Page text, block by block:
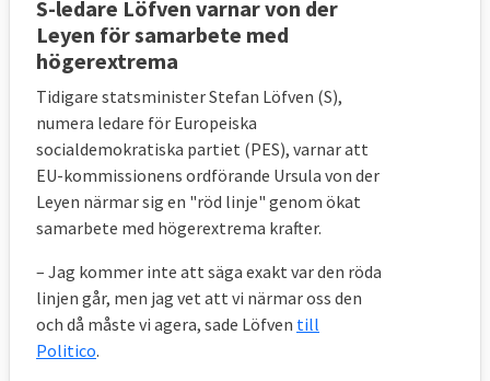
S-ledare Löfven varnar von der
Leyen för samarbete med
högerextrema
Tidigare statsminister Stefan Löfven (S),
numera ledare för Europeiska
socialdemokratiska partiet (PES), varnar att
EU-kommissionens ordförande Ursula von der
Leyen närmar sig en "röd linje" genom ökat
samarbete med högerextrema krafter.
– Jag kommer inte att säga exakt var den röda
linjen går, men jag vet att vi närmar oss den
och då måste vi agera, sade Löfven till
Politico.